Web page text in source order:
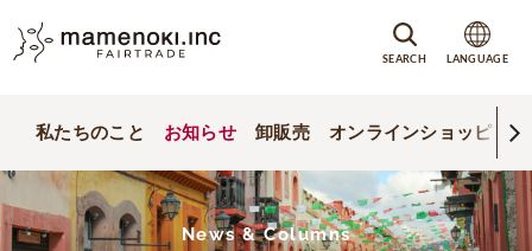
SEARCH LANGUAGE
私たちのこと お知らせ 卸販売 オンラインショッピング
News & Columns